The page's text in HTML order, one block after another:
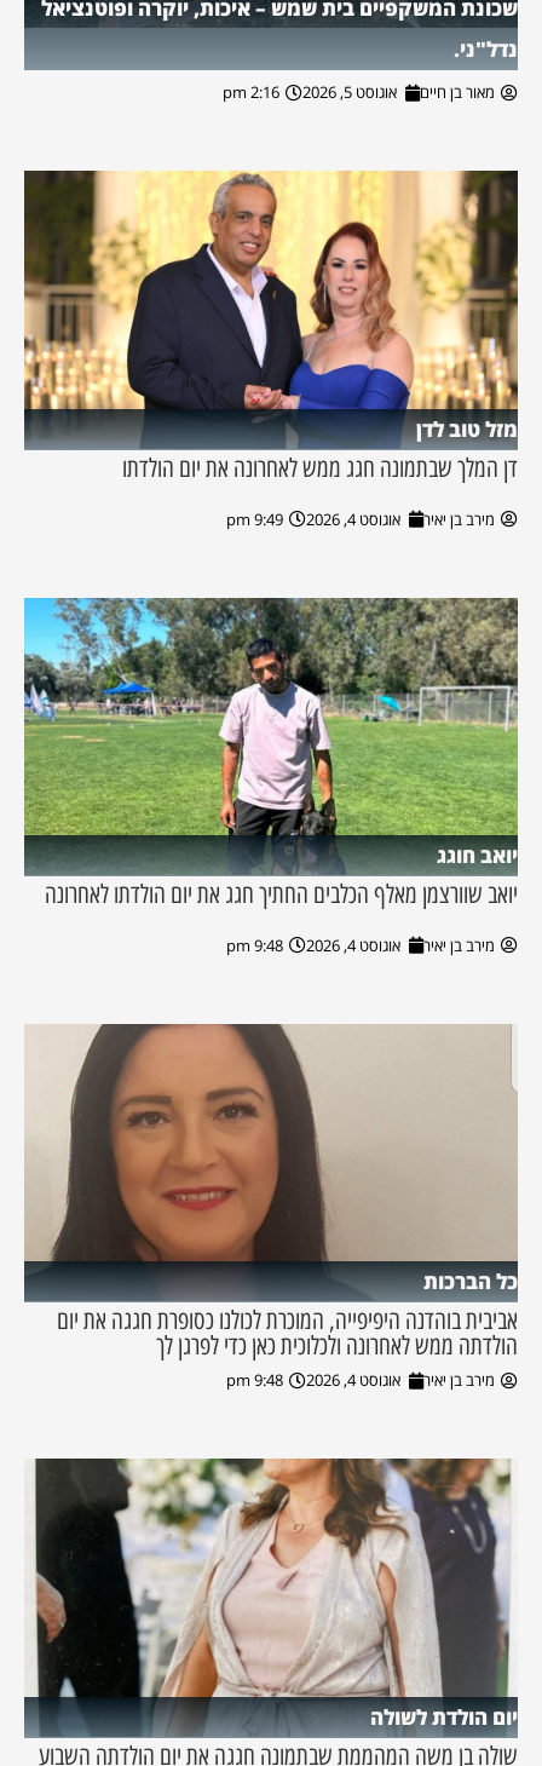
שכונת המשקפיים בית שמש – איכות, יוקרה ופוטנציאל
נדל"ני.
מאור בן חיים אוגוסט 5, 2026 2:16 pm
מזל טוב לדן
דן המלך שבתמונה חגג ממש לאחרונה את יום הולדתו
מירב בן יאיר אוגוסט 4, 2026 9:49 pm
יואב חוגג
יואב שוורצמן מאלף הכלבים החתיך חגג את יום הולדתו לאחרונה
מירב בן יאיר אוגוסט 4, 2026 9:48 pm
כל הברכות
אביבית בוהדנה היפיפייה, המוכרת לכולנו כסופרת חגגה את יום
הולדתה ממש לאחרונה ולכלוכית כאן כדי לפרגן לך
מירב בן יאיר אוגוסט 4, 2026 9:48 pm
יום הולדת לשולה
שולה בן משה המהממת שבתמונה חגגה את יום הולדתה השבוע